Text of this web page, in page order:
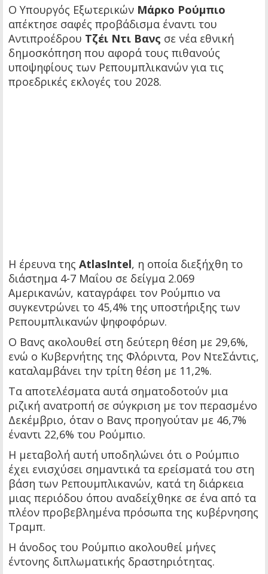
Ο Υπουργός Εξωτερικών Μάρκο Ρούμπιο
απέκτησε σαφές προβάδισμα έναντι του
Αντιπροέδρου Τζέι Ντι Βανς σε νέα εθνική
δημοσκόπηση που αφορά τους πιθανούς
υποψηφίους των Ρεπουμπλικανών για τις
προεδρικές εκλογές του 2028.
Η έρευνα της AtlasIntel, η οποία διεξήχθη το
διάστημα 4-7 Μαΐου σε δείγμα 2.069
Αμερικανών, καταγράφει τον Ρούμπιο να
συγκεντρώνει το 45,4% της υποστήριξης των
Ρεπουμπλικανών ψηφοφόρων.
Ο Βανς ακολουθεί στη δεύτερη θέση με 29,6%,
ενώ ο Κυβερνήτης της Φλόριντα, Ρον ΝτεΣάντις,
καταλαμβάνει την τρίτη θέση με 11,2%.
Τα αποτελέσματα αυτά σηματοδοτούν μια
ριζική ανατροπή σε σύγκριση με τον περασμένο
Δεκέμβριο, όταν ο Βανς προηγούταν με 46,7%
έναντι 22,6% του Ρούμπιο.
Η μεταβολή αυτή υποδηλώνει ότι ο Ρούμπιο
έχει ενισχύσει σημαντικά τα ερείσματά του στη
βάση των Ρεπουμπλικανών, κατά τη διάρκεια
μιας περιόδου όπου αναδείχθηκε σε ένα από τα
πλέον προβεβλημένα πρόσωπα της κυβέρνησης
Τραμπ.
Η άνοδος του Ρούμπιο ακολουθεί μήνες
έντονης διπλωματικής δραστηριότητας.